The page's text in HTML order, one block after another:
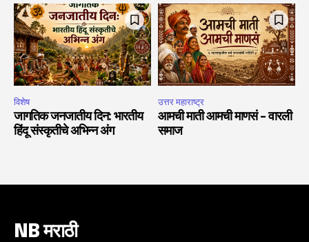
विशेष
जागतिक जनजातीय दिन: भारतीय
हिंदू संस्कृतीचे अभिन्न अंग
उत्तर महाराष्ट्र
आमची माती आमची माणसं – वारली
समाज
NB मराठी